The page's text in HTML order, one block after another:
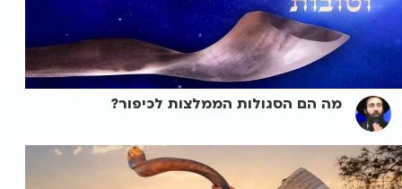
מה הם הסגולות הממלצות לכיפור?